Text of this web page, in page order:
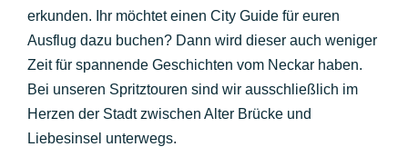
erkunden. Ihr möchtet einen City Guide für euren
Ausflug dazu buchen? Dann wird dieser auch weniger
Zeit für spannende Geschichten vom Neckar haben.
Bei unseren Spritztouren sind wir ausschließlich im
Herzen der Stadt zwischen Alter Brücke und
Liebesinsel unterwegs.